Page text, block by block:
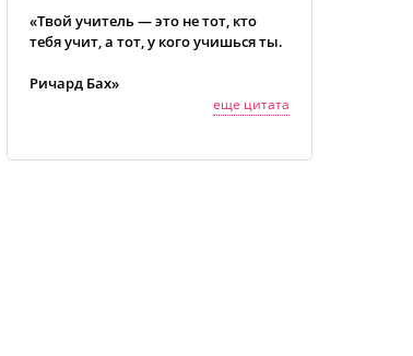
«Твой учитель — это не тот, кто
тебя учит, а тот, у кого учишься ты.
Ричард Бах»
еще цитата